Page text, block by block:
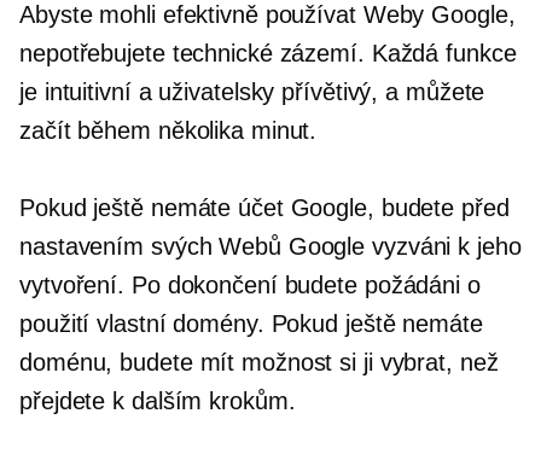
Abyste mohli efektivně používat Weby Google,
nepotřebujete technické zázemí. Každá funkce
je intuitivní a uživatelsky přívětivý, a můžete
začít během několika minut.
Pokud ještě nemáte účet Google, budete před
nastavením svých Webů Google vyzváni k jeho
vytvoření. Po dokončení budete požádáni o
použití vlastní domény. Pokud ještě nemáte
doménu, budete mít možnost si ji vybrat, než
přejdete k dalším krokům.